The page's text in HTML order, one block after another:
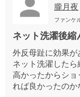
朧月夜
ファンケ
ネット洗濯後縮
外反母趾に効果が
ネット洗濯したら
高かったからシ
れば良かったのか